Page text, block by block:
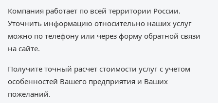
Компания работает по всей территории России.
Уточнить информацию относительно наших услуг
можно по телефону или через форму обратной связи
на сайте.
Получите точный расчет стоимости услуг с учетом
особенностей Вашего предприятия и Ваших
пожеланий.